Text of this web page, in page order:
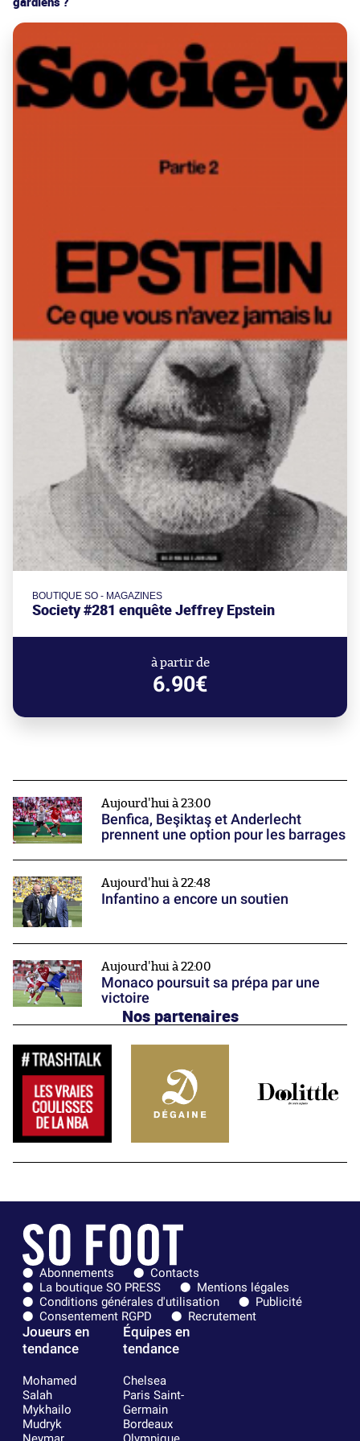
BOUTIQUE SO - MAGAZINES
Society #281 enquête Jeffrey Epstein
à partir de
6.90€
Aujourd'hui à 23:00
Benfica, Beşiktaş et Anderlecht
prennent une option pour les barrages
Aujourd'hui à 22:48
Infantino a encore un soutien
Aujourd'hui à 22:00
Monaco poursuit sa prépa par une
victoire
Nos partenaires
Abonnements
Contacts
La boutique SO PRESS
Mentions légales
Conditions générales d'utilisation
Publicité
Consentement RGPD
Recrutement
Joueurs en
tendance
Mohamed
Salah
Mykhailo
Mudryk
Équipes en
tendance
Chelsea
Paris Saint-
Germain
Bordeaux